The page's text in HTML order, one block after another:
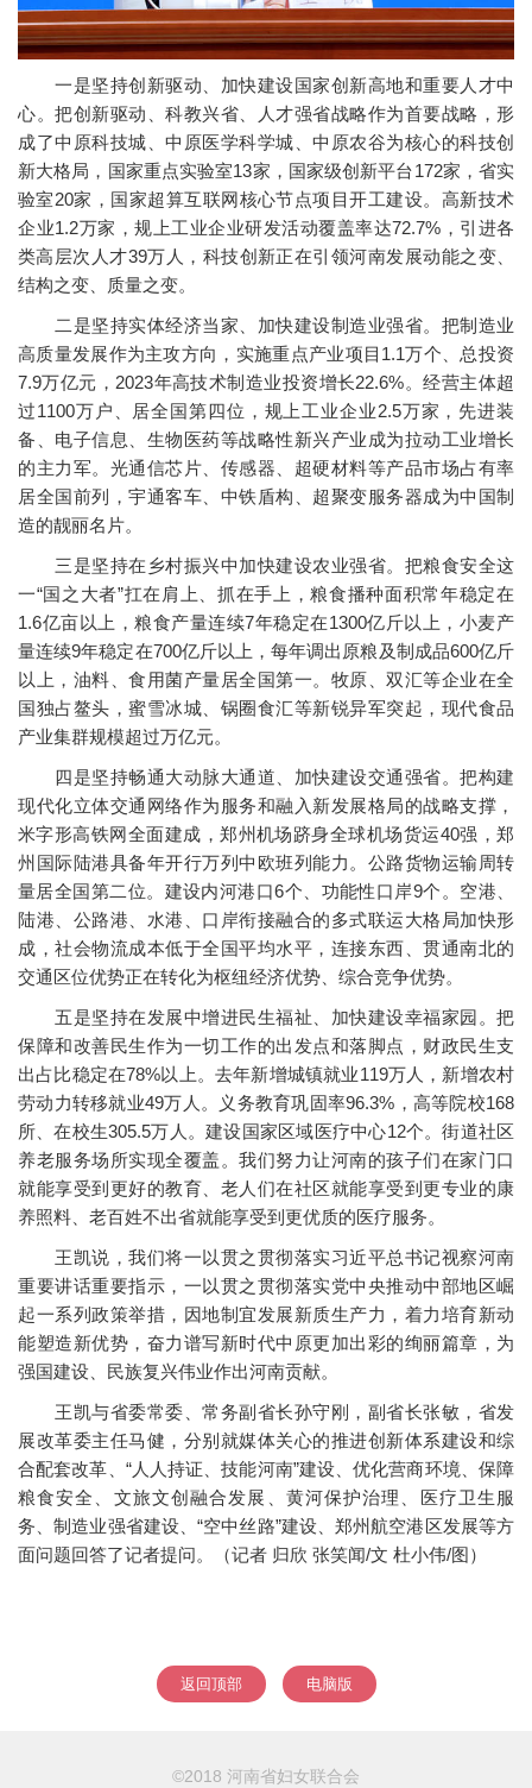
一是坚持创新驱动、加快建设国家创新高地和重要人才中
心。把创新驱动、科教兴省、人才强省战略作为首要战略，形
成了中原科技城、中原医学科学城、中原农谷为核心的科技创
新大格局，国家重点实验室13家，国家级创新平台172家，省实
验室20家，国家超算互联网核心节点项目开工建设。高新技术
企业1.2万家，规上工业企业研发活动覆盖率达72.7%，引进各
类高层次人才39万人，科技创新正在引领河南发展动能之变、
结构之变、质量之变。
二是坚持实体经济当家、加快建设制造业强省。把制造业
高质量发展作为主攻方向，实施重点产业项目1.1万个、总投资
7.9万亿元，2023年高技术制造业投资增长22.6%。经营主体超
过1100万户、居全国第四位，规上工业企业2.5万家，先进装
备、电子信息、生物医药等战略性新兴产业成为拉动工业增长
的主力军。光通信芯片、传感器、超硬材料等产品市场占有率
居全国前列，宇通客车、中铁盾构、超聚变服务器成为中国制
造的靓丽名片。
三是坚持在乡村振兴中加快建设农业强省。把粮食安全这
一“国之大者”扛在肩上、抓在手上，粮食播种面积常年稳定在
1.6亿亩以上，粮食产量连续7年稳定在1300亿斤以上，小麦产
量连续9年稳定在700亿斤以上，每年调出原粮及制成品600亿斤
以上，油料、食用菌产量居全国第一。牧原、双汇等企业在全
国独占鳌头，蜜雪冰城、锅圈食汇等新锐异军突起，现代食品
产业集群规模超过万亿元。
四是坚持畅通大动脉大通道、加快建设交通强省。把构建
现代化立体交通网络作为服务和融入新发展格局的战略支撑，
米字形高铁网全面建成，郑州机场跻身全球机场货运40强，郑
州国际陆港具备年开行万列中欧班列能力。公路货物运输周转
量居全国第二位。建设内河港口6个、功能性口岸9个。空港、
陆港、公路港、水港、口岸衔接融合的多式联运大格局加快形
成，社会物流成本低于全国平均水平，连接东西、贯通南北的
交通区位优势正在转化为枢纽经济优势、综合竞争优势。
五是坚持在发展中增进民生福祉、加快建设幸福家园。把
保障和改善民生作为一切工作的出发点和落脚点，财政民生支
出占比稳定在78%以上。去年新增城镇就业119万人，新增农村
劳动力转移就业49万人。义务教育巩固率96.3%，高等院校168
所、在校生305.5万人。建设国家区域医疗中心12个。街道社区
养老服务场所实现全覆盖。我们努力让河南的孩子们在家门口
就能享受到更好的教育、老人们在社区就能享受到更专业的康
养照料、老百姓不出省就能享受到更优质的医疗服务。
王凯说，我们将一以贯之贯彻落实习近平总书记视察河南
重要讲话重要指示，一以贯之贯彻落实党中央推动中部地区崛
起一系列政策举措，因地制宜发展新质生产力，着力培育新动
能塑造新优势，奋力谱写新时代中原更加出彩的绚丽篇章，为
强国建设、民族复兴伟业作出河南贡献。
王凯与省委常委、常务副省长孙守刚，副省长张敏，省发
展改革委主任马健，分别就媒体关心的推进创新体系建设和综
合配套改革、“人人持证、技能河南”建设、优化营商环境、保障
粮食安全、文旅文创融合发展、黄河保护治理、医疗卫生服
务、制造业强省建设、“空中丝路”建设、郑州航空港区发展等方
面问题回答了记者提问。（记者 归欣 张笑闻/文 杜小伟/图）
返回顶部 电脑版
©2018 河南省妇女联合会